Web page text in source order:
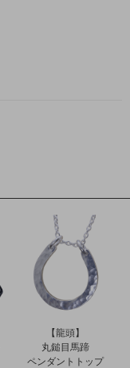
【龍頭】
丸鎚目馬蹄
ペンダントトップ